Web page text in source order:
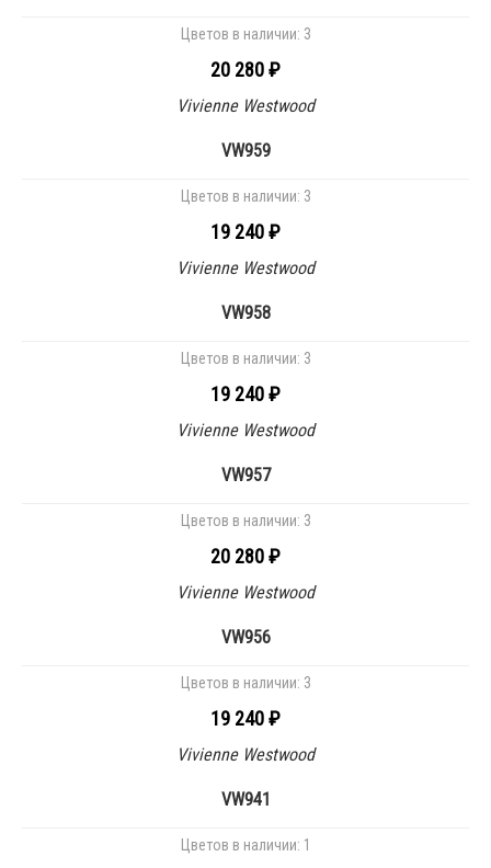
Цветов в наличии: 3
20 280 ₽
Vivienne Westwood
VW959
Цветов в наличии: 3
19 240 ₽
Vivienne Westwood
VW958
Цветов в наличии: 3
19 240 ₽
Vivienne Westwood
VW957
Цветов в наличии: 3
20 280 ₽
Vivienne Westwood
VW956
Цветов в наличии: 3
19 240 ₽
Vivienne Westwood
VW941
Цветов в наличии: 1